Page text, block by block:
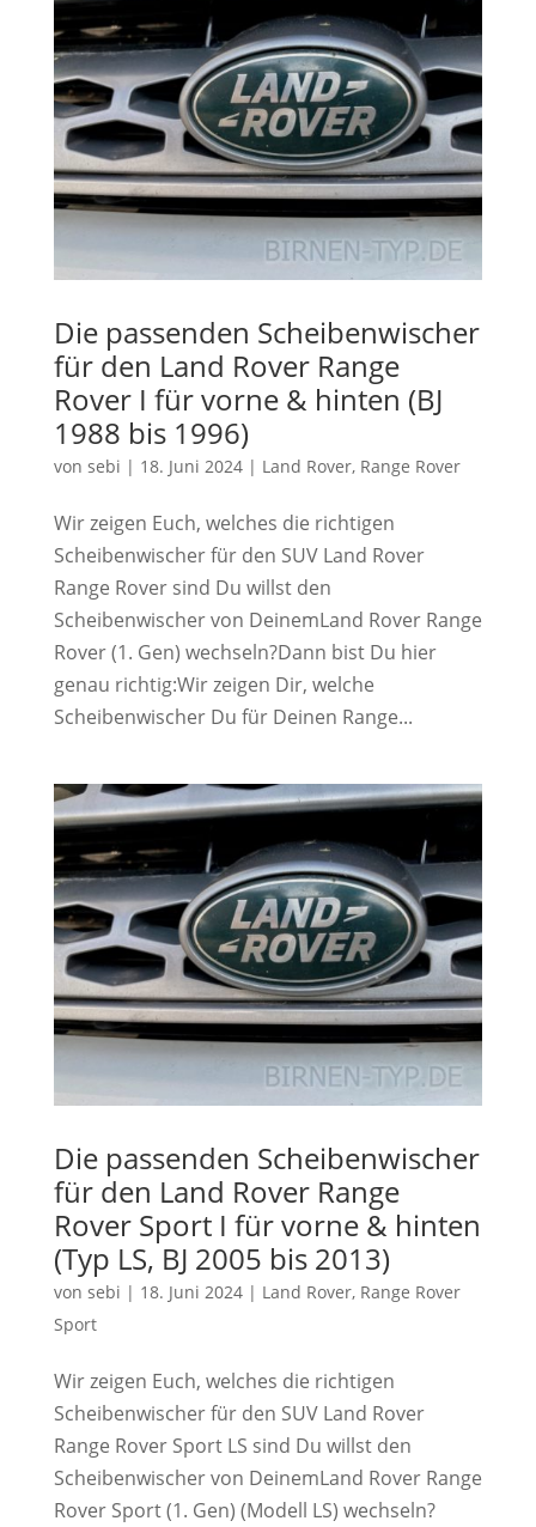
Die passenden Scheibenwischer
für den Land Rover Range
Rover I für vorne & hinten (BJ
1988 bis 1996)
von sebi | 18. Juni 2024| Land Rover, Range Rover
Wir zeigen Euch, welches die richtigen
Scheibenwischer für den SUV Land Rover
Range Rover sind Du willst den
Scheibenwischer von DeinemLand Rover Range
Rover (1. Gen) wechseln?Dann bist Du hier
genau richtig:Wir zeigen Dir, welche
Scheibenwischer Du für Deinen Range...
Die passenden Scheibenwischer
für den Land Rover Range
Rover Sport I für vorne & hinten
(Typ LS, BJ 2005 bis 2013)
von sebi | 18. Juni 2024| Land Rover, Range Rover
Sport
Wir zeigen Euch, welches die richtigen
Scheibenwischer für den SUV Land Rover
Range Rover Sport LS sind Du willst den
Scheibenwischer von DeinemLand Rover Range
Rover Sport (1. Gen) (Modell LS) wechseln?